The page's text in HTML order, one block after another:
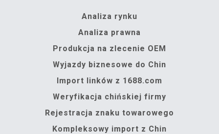
Analiza rynku
Analiza prawna
Produkcja na zlecenie OEM
Wyjazdy biznesowe do Chin
Import linków z 1688.com
Weryfikacja chińskiej firmy
Rejestracja znaku towarowego
Kompleksowy import z Chin